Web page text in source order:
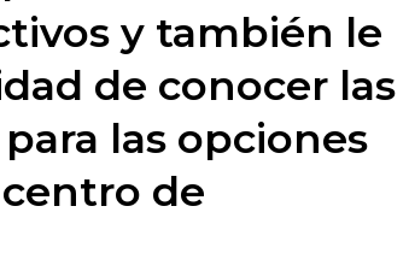
y también le
de conocer las
las opciones
de